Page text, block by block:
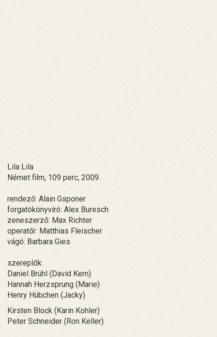
Lila Lila
Német film, 109 perc, 2009.
rendező: Alain Gsponer
forgatókönyvíró: Alex Buresch
zeneszerző: Max Richter
operatőr: Matthias Fleischer
vágó: Barbara Gies
szereplők:
Daniel Brühl (David Kern)
Hannah Herzsprung (Marie)
Henry Hübchen (Jacky)
Kirsten Block (Karin Kohler)
Peter Schneider (Ron Keller)